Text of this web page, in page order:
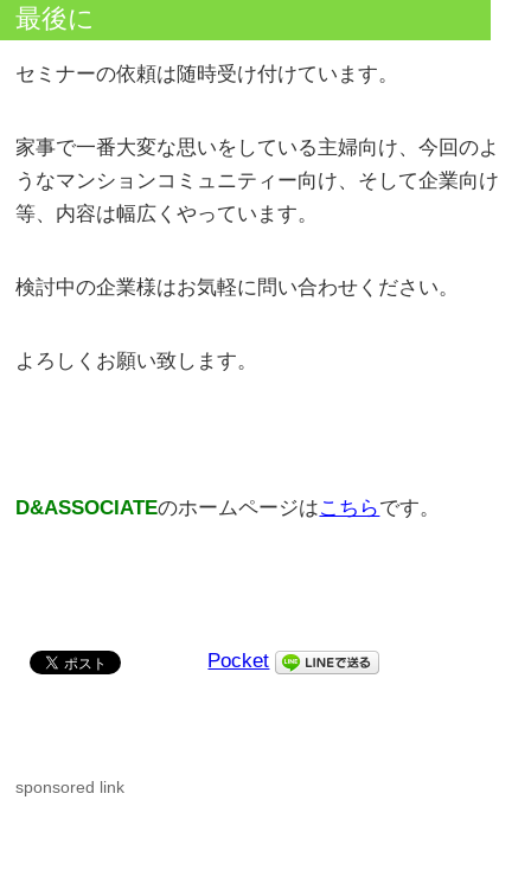
最後に
セミナーの依頼は随時受け付けています。
家事で一番大変な思いをしている主婦向け、今回のよ
うなマンションコミュニティー向け、そして企業向け
等、内容は幅広くやっています。
検討中の企業様はお気軽に問い合わせください。
よろしくお願い致します。
D&ASSOCIATEのホームページはこちらです。
Pocket
sponsored link